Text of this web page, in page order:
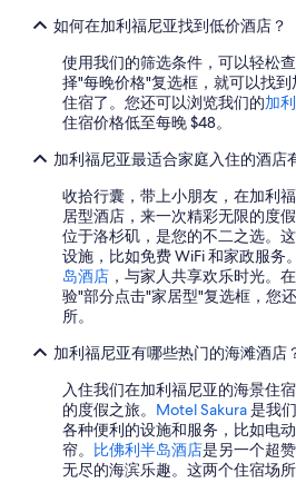
如何在加利福尼亚找到低价酒店？
使用我们的筛选条件，可以轻松
择"每晚价格"复选框，就可以找
住宿了。您还可以浏览我们的加
住宿价格低至每晚 $48。
加利福尼亚最适合家庭入住的酒店
收拾行囊，带上小朋友，在加利
居型酒店，来一次精彩无限的度假
位于洛杉矶，是您的不二之选。
设施，比如免费 WiFi 和家政服务
岛酒店 ，与家人共享欢乐时光。
验"部分点击"家居型"复选框，您
所。
加利福尼亚有哪些热门的海滩酒店
入住我们在加利福尼亚的海景住
的度假之旅。 Motel Sakura是我
各种便利的设施和服务，比如电
帘。 比佛利半岛酒店是另一个超
无尽的海滨乐趣。这两个住宿场所